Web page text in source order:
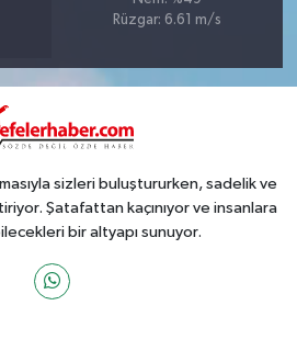
Rüzgar: 6.61 m/s
sizleri buluştururken, sadelik ve
Şatafattan kaçınıyor ve insanlara
bir altyapı sunuyor.